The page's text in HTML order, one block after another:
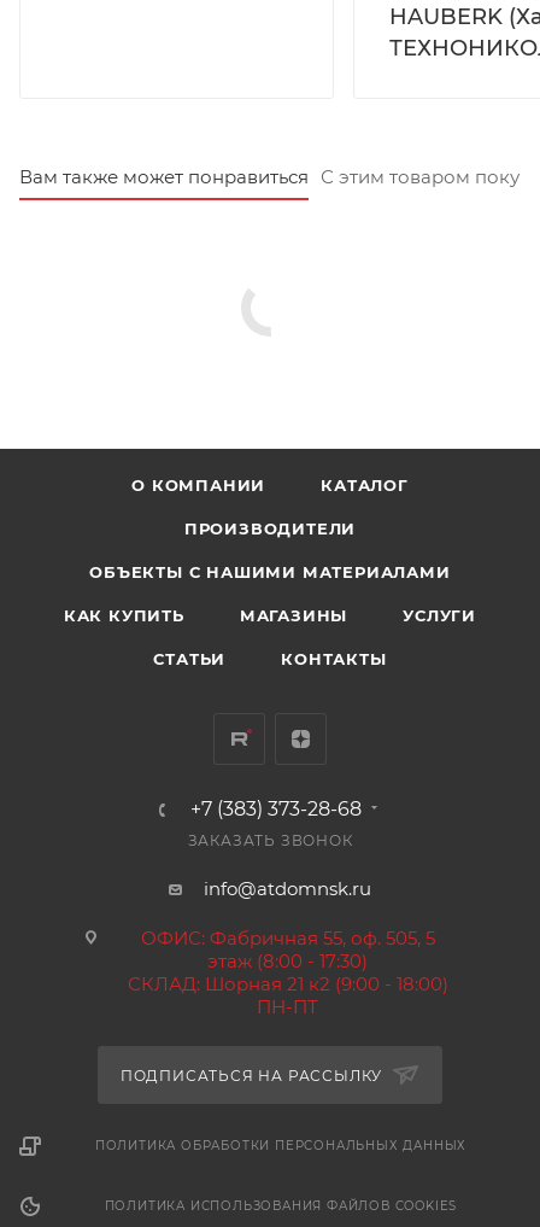
HAUBERK
Вам также может понравиться С этим товаром
О КОМПАНИИ КАТАЛОГ
ПРОИЗВОДИТЕЛИ
ОБЪЕКТЫ С НАШИМИ МАТЕРИАЛАМИ
КАК КУПИТЬ МАГАЗИНЫ УСЛУГИ
СТАТЬИ КОНТАКТЫ
+7 (383) 373-28-68
ЗАКАЗАТЬ ЗВОНОК
info@atdomnsk.ru
ОФИС: Фабричная 55, оф. 505, 5
этаж (8:00 - 17:30)
СКЛАД: Шорная 21 к2 (9:00 - 18:00)
ПН-ПТ
ПОДПИСАТЬСЯ НА РАССЫЛКУ
ПОЛИТИКА ОБРАБОТКИ ПЕРСОНАЛЬНЫХ ДАННЫХ
ПОЛИТИКА ИСПОЛЬЗОВАНИЯ ФАЙЛОВ COOKIES